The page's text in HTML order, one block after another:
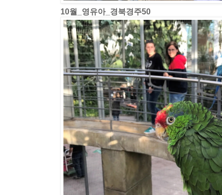
10월_영유아_경북경주50